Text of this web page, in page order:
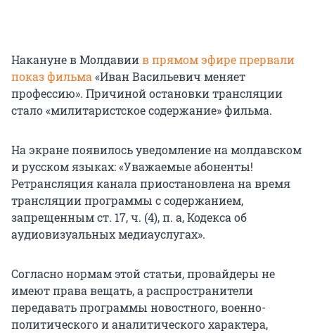
Накануне в Молдавиив прямом эфире прервали
показ фильма «Иван Васильевич меняет
профессию». Причиной остановки трансляции
стало «милитаристское содержание» фильма.
На экране появилось уведомление на молдавском
и русском языках: «Уважаемые абоненты!
Ретрансляция канала приостановлена на время
трансляции программы с содержанием,
запрещеннымст. 17, ч. (4), п. а,Кодекса об
аудиовизуальных медиауслугах».
Согласно нормам этой статьи, провайдеры не
имеют права вещать, а распространители
передавать программы новостного, военно-
политического и аналитического характера,